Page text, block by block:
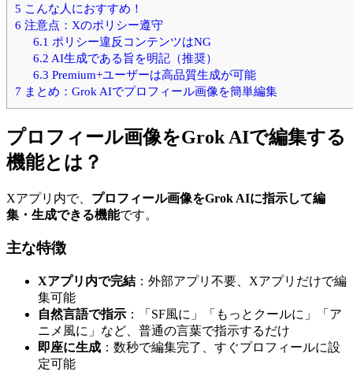
5 こんな人におすすめ！
6 注意点：Xのポリシー遵守
6.1 ポリシー違反コンテンツはNG
6.2 AI生成である旨を明記（推奨）
6.3 Premium+ユーザーは高品質生成が可能
7 まとめ：Grok AIでプロフィール画像を簡単編集
プロフィール画像をGrok AIで編集する
機能とは？
Xアプリ内で、 プロフィール画像をGrok AIに指示して編
集・生成できる機能です。
主な特徴
Xアプリ内で完結 ：外部アプリ不要、Xアプリだけで編
集可能
自然言語で指示 ：「SF風に」「もっとクールに」「ア
ニメ風に」など、普通の言葉で指示するだけ
即座に生成 ：数秒で編集完了、すぐプロフィールに設
定可能